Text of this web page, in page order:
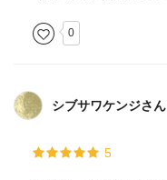
0
シブサワケンジさん
5